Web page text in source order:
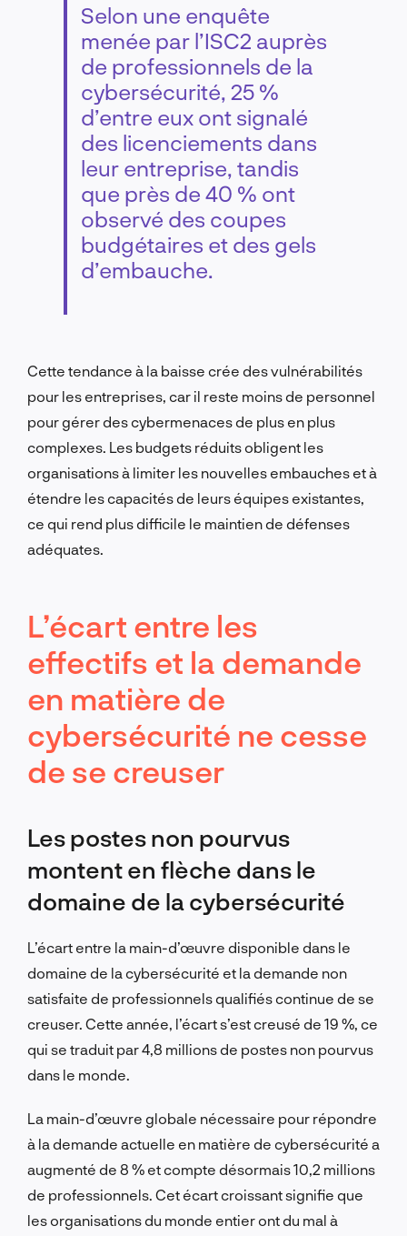
Selon une enquête
menée par l’ISC2 auprès
de professionnels de la
cybersécurité, 25 %
d’entre eux ont signalé
des licenciements dans
leur entreprise, tandis
que près de 40 % ont
observé des coupes
budgétaires et des gels
d’embauche.
Cette tendance à la baisse crée des vulnérabilités
pour les entreprises, car il reste moins de personnel
pour gérer des cybermenaces de plus en plus
complexes. Les budgets réduits obligent les
organisations à limiter les nouvelles embauches et à
étendre les capacités de leurs équipes existantes,
ce qui rend plus difficile le maintien de défenses
adéquates.
L’écart entre les
effectifs et la demande
en matière de
cybersécurité ne cesse
de se creuser
Les postes non pourvus
montent en flèche dans le
domaine de la cybersécurité
L’écart entre la main-d’œuvre disponible dans le
domaine de la cybersécurité et la demande non
satisfaite de professionnels qualifiés continue de se
creuser. Cette année, l’écart s’est creusé de 19 %, ce
qui se traduit par 4,8 millions de postes non pourvus
dans le monde.
La main-d’œuvre globale nécessaire pour répondre
à la demande actuelle en matière de cybersécurité a
augmenté de 8 % et compte désormais 10,2 millions
de professionnels. Cet écart croissant signifie que
les organisations du monde entier ont du mal à